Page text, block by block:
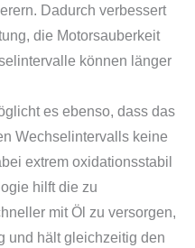
Dadurch verbessert
die Motorsauberkeit
können länger
es ebenso, dass das
Wechselintervalls keine
extrem oxidationsstabil
hilft die zu
mit Öl zu versorgen,
und hält gleichzeitig den